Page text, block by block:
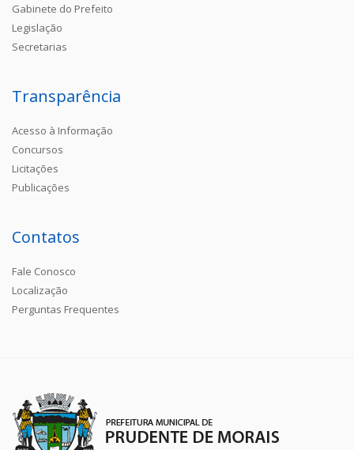
Gabinete do Prefeito
Legislação
Secretarias
Transparência
Acesso à Informação
Concursos
Licitações
Publicações
Contatos
Fale Conosco
Localização
Perguntas Frequentes